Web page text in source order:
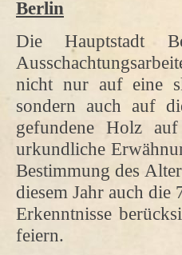
Berlin
Die Hauptstadt
nicht nur auf eine
sondern auch auf
gefundene Holz
urkundliche
Bestimmung des
diesem Jahr auch die
Erkenntnisse
feiern.